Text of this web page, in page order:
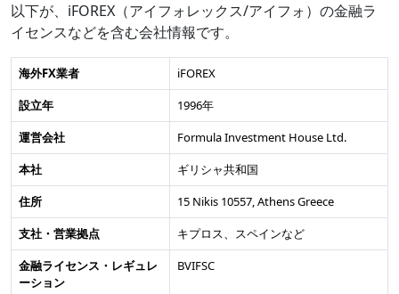
以下が、iFOREX（アイフォレックス/アイフォ）の金融ラ
イセンスなどを含む会社情報です。
海外FX業者
iFOREX
設立年
1996年
運営会社
Formula Investment House Ltd.
本社
ギリシャ共和国
住所
15 Nikis 10557, Athens Greece
支社・営業拠点
キプロス、スペインなど
金融ライセンス・レギュレ
ーション
BVIFSC